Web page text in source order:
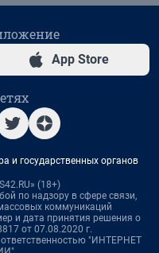
App Store
и государственных органов
(18+)
по надзору в сфере связи,
коммуникаций
и дата принятия решения о
от 07.08.2020 г.
"ИНТЕРНЕТ